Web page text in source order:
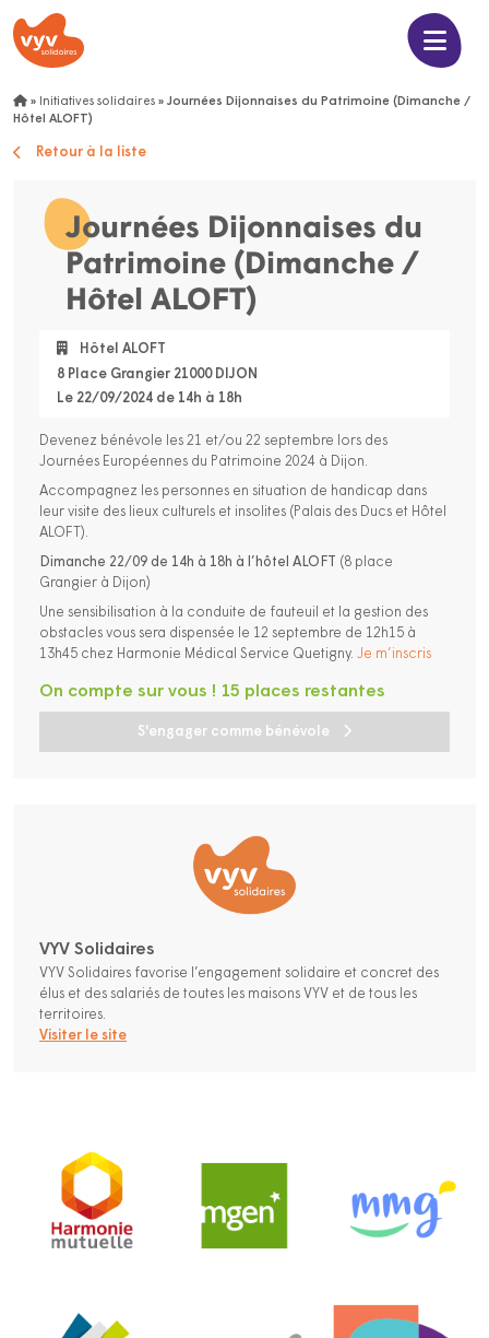
» Initiatives solidaires » Journées Dijonnaises du Patrimoine (Dimanche /
Hôtel ALOFT)
Retour à la liste
Journées Dijonnaises du
Patrimoine (Dimanche /
Hôtel ALOFT)
Hôtel ALOFT
8 Place Grangier 21000 DIJON
Le 22/09/2024 de 14h à 18h
Devenez bénévole les 21 et/ou 22 septembre lors des
Journées Européennes du Patrimoine 2024 à Dijon.
Accompagnez les personnes en situation de handicap dans
leur visite des lieux culturels et insolites (Palais des Ducs et Hôtel
ALOFT).
Dimanche 22/09 de 14h à 18h à l’hôtel ALOFT (8 place
Grangier à Dijon)
Une sensibilisation à la conduite de fauteuil et la gestion des
obstacles vous sera dispensée le 12 septembre de 12h15 à
13h45 chez Harmonie Médical Service Quetigny. Je m’inscris
S'engager comme bénévole
On compte sur vous ! 15 places restantes
VYV Solidaires
VYV Solidaires favorise l’engagement solidaire et concret des
élus et des salariés de toutes les maisons VYV et de tous les
territoires.
Visiter le site